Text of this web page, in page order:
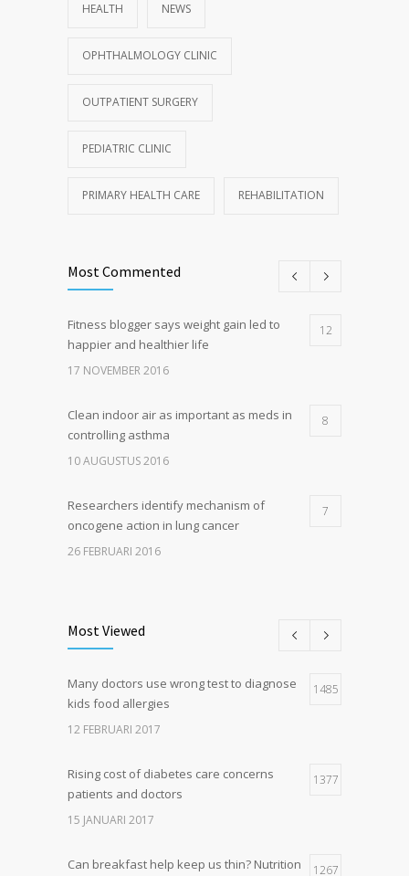
HEALTH NEWS
OPHTHALMOLOGY CLINIC
OUTPATIENT SURGERY
PEDIATRIC CLINIC
PRIMARY HEALTH CARE REHABILITATION
Most Commented
Fitness blogger says weight gain led to
happier and healthier life
12
17 NOVEMBER 2016
Clean indoor air as important as meds in
controlling asthma
8
10 AUGUSTUS 2016
Researchers identify mechanism of
oncogene action in lung cancer
7
26 FEBRUARI 2016
Hormone dramatically increases insulin
production, possible diabetes
breakthrough
4
Most Viewed
Many doctors use wrong test to diagnose
kids food allergies
1485
12 FEBRUARI 2017
Rising cost of diabetes care concerns
patients and doctors
1377
15 JANUARI 2017
Can breakfast help keep us thin? Nutrition 1267